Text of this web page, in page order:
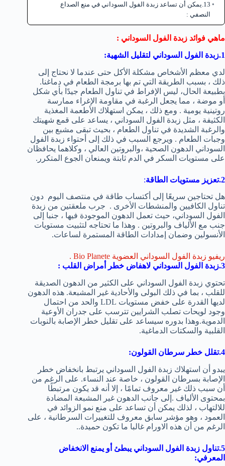
13.يمكن أن تساعد زبدة الفول السوداني في منع الصداع
النصفي :
ماهي فوائد زبدة الفول السوداني :
1.زبدة الفول السوداني
لتقليل الشهية:
لدي معظم الأشخاص مشكلة الأكل حتى عندما لا نحتاج إلى
ذلك ، بسبب الطريقة التي تم بها برمجة الطعام في دماغنا.
بطبيعة الحال، ليس الإفراط في تناول الطعام جيدًا بأي شكل
أو موضة ، مما يجعل الرغبة في مقاومة الإغراء ممارسة
روتينية يومية . ومع ذلك ، يمكن استهلاك الأطعمة المغذية
الكثيفة ، مثل زبدة الفول السوداني ، يساعد على قمع شهيتك
والرغبة الشديدة في تناول الطعام ، بحيث تبقى مشبع بين
وجبات الطعام . ويرجع السبب في ذلك إلى أحتواء زبدة الفول
السوداني الدهون الصحية ،والبروتين العالي ، وكلاهما يحافظان
على مستويات السكر في الدم ثابتة ويمنعان الجوع المتكرر.
2.تعزيز مستويات الطاقة
:
هل تحتاجين سريعًا إلى أكتساب طاقة في منتصف اليوم دون
تناول الكافيين والمنشطات الأخرى . جرب ملعقتين من زبدة
الفول السوداني، حيث تعمل الدهون الموجودة فيها ، جنبا إلى
جنب مع الألياف والبروتين . وهذا ما تحتاجه لتثبيت مستويات
الأنسولين وضمان إمدادات الطاقة المستمرة لساعات.
ريفيو زبدة الفول السوداني العضوية Bio Planete .
3.زبدة الفول السوداني لاهفاض خطر أمراض القلب :
تحتوي زبدة الفول السوداني على الكثير من الدهون الصديقة
للقلب ، بما في ذلك البولى والأحادية غير المشبعة. هذه الدهون
لديها القدرة على خفض مستويات LDL والحد من احتمال
وجود لويحات تصلب الشرايين تترسب على جدران الأوعية
الدموية.وهذا بدوره سيساعد على تقليل خطر الإصابة بالنوبات
القلبية والسكتات الدماغية.
4.تقلل خطر سرطان القولون:
يبدو أن استهلاك زبدة الفول السوداني يرتبط بانخفاض خطر
الإصابة بسرطان القولون ، خاصة عند النساء. على الرغم من
أن سبب ذلك غير معروف تمامًا ، إلا أنه قد يكون مرتبطًا
بمحتوى الألياف .إلى جانب الدهون غير المشبعة المضادة
للالتهاب ، لذلك يمكن أن تساعد على منع نمو الزوائد في
العمود ، وهو مؤشر سابق معروف للتغييرات السرطانية ، على
الرغم من أن هذه الاورام غالبا ما تكون حميدة..
5.تناول زبدة الفول السوداني يبطئ أو يمنع الانخفاض
المعرفي: